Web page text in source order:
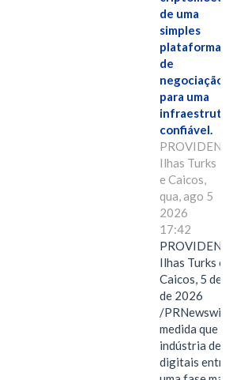
de uma
simples
plataforma
de
negociação
para uma
infraestrutura
confiável.
Ilhas Turks
e Caicos,
qua, ago 5
2026
17:42
Ilhas Turks e
Caicos, 5 de
de 2026
/PRNewswire/
medida que a
indústria de
digitais entra em